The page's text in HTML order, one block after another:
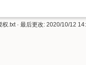
权.txt· 最后更改: 2020/10/12